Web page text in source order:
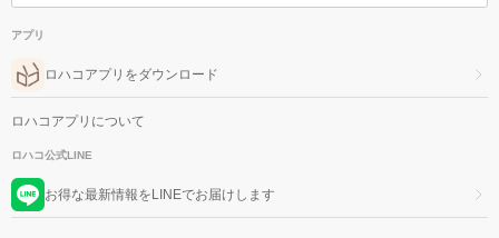
アプリ
ロハコアプリをダウンロード
ロハコアプリについて
ロハコ公式LINE
お得な最新情報をLINEでお届けします